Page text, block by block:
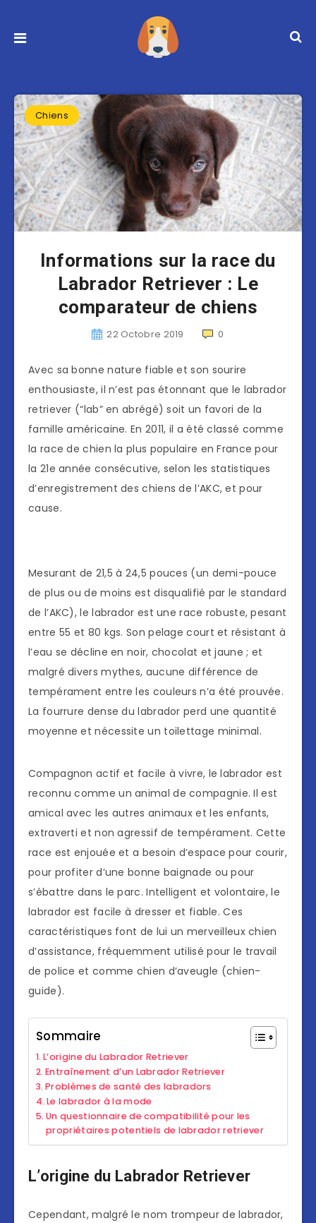
Chiens
Informations sur la race du
Labrador Retriever : Le
comparateur de chiens
22 Octobre 2019 0
Avec sa bonne nature fiable et son sourire
enthousiaste, il n’est pas étonnant que le labrador
retriever (“lab” en abrégé) soit un favori de la
famille américaine. En 2011, il a été classé comme
la race de chien la plus populaire en France pour
la 21e année consécutive, selon les statistiques
d’enregistrement des chiens de l’AKC, et pour
cause.
Mesurant de 21,5 à 24,5 pouces (un demi-pouce
de plus ou de moins est disqualifié par le standard
de l’AKC), le labrador est une race robuste, pesant
entre 55 et 80 kgs. Son pelage court et résistant à
l’eau se décline en noir, chocolat et jaune ; et
malgré divers mythes, aucune différence de
tempérament entre les couleurs n’a été prouvée.
La fourrure dense du labrador perd une quantité
moyenne et nécessite un toilettage minimal.
Compagnon actif et facile à vivre, le labrador est
reconnu comme un animal de compagnie. Il est
amical avec les autres animaux et les enfants,
extraverti et non agressif de tempérament. Cette
race est enjouée et a besoin d’espace pour courir,
pour profiter d’une bonne baignade ou pour
s’ébattre dans le parc. Intelligent et volontaire, le
labrador est facile à dresser et fiable. Ces
caractéristiques font de lui un merveilleux chien
d’assistance, fréquemment utilisé pour le travail
de police et comme chien d’aveugle (chien-
guide).
Sommaire
L’origine du Labrador Retriever
Entraînement d’un Labrador Retriever
Problèmes de santé des labradors
Le labrador à la mode
Un questionnaire de compatibilité pour les
propriétaires potentiels de labrador retriever
L’origine du Labrador Retriever
Cependant, malgré le nom trompeur de labrador,